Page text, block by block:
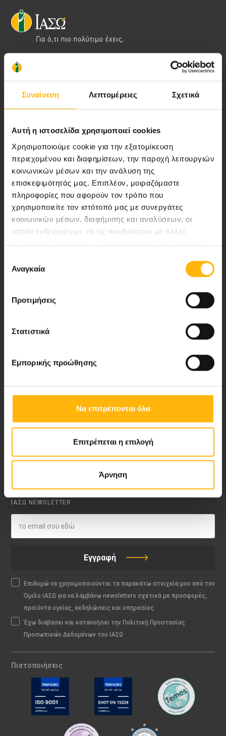
Συναίνεση Λεπτομέρειες Σχετικά
Αυτή η ιστοσελίδα χρησιμοποιεί cookies
Χρησιμοποιούμε cookie για την εξατομίκευση
περιεχομένου και διαφημίσεων, την παροχή λειτουργιών
κοινωνικών μέσων και την ανάλυση της
επισκεψιμότητάς μας. Επιπλέον, μοιραζόμαστε
πληροφορίες που αφορούν τον τρόπο που
χρησιμοποιείτε τον ιστότοπό μας με συνεργάτες
κοινωνικών μέσων, διαφήμισης και αναλύσεων, οι
οποίοι ενδεχομένως να τις συνδυάσουν με άλλες
πληροφορίες που τους έχετε παραχωρήσει ή τις οποίες
των υπηρεσιών τους.
συγκατάθεσης
Αναγκαία
Προτιμήσεις
Στατιστικά
Εμπορικής προώθησης
Να επιτρέπονται όλα
Επιτρέπεται η επιλογή
Άρνηση
Αποστολή μας να παρέχουμε υψηλής
ποιότητας ολοκληρωμένες υπηρεσίες
υγείας.
Εκδηλώσεις
Λεωφ. Κηφισίας 37-39,
151 23 Μαρούσι, Αθήνα Τηλ. Κέντρο: 210 61 84 000
Επικοινωνία
Video Gallery
ΙΑΣΩ NEWSLETTER
Εγγραφή
Επιθυμώ να χρησιμοποιούνται τα παρακάτω στοιχεία μου από τον
Όμιλο ΙΑΣΩ για να λαμβάνω newsletters σχετικά με προσφορές,
προϊόντα υγείας, εκδηλώσεις και υπηρεσίες.
Έχω διαβάσει και κατανοήσει την Πολιτική Προστασίας
Προσωπικών Δεδομένων του ΙΑΣΩ
Πιστοποιήσεις